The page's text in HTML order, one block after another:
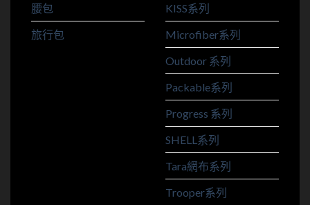
腰包
旅行包
KISS系列
Microfiber系列
Outdoor 系列
Packable系列
Progress 系列
SHELL系列
Tara網布系列
Trooper系列